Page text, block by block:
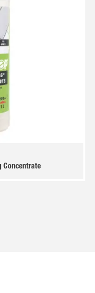
Concentrate